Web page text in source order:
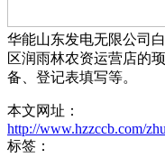
华能山东发电无限公司
区润雨林农资运营店的
备、登记表填写等。
本文网址：
http://www.hzzccb.com/
标签：